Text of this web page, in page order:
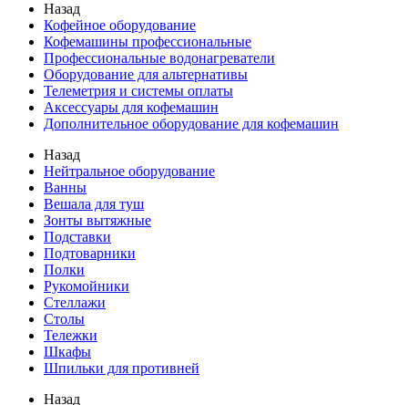
Назад
Кофейное оборудование
Кофемашины профессиональные
Профессиональные водонагреватели
Оборудование для альтернативы
Телеметрия и системы оплаты
Аксессуары для кофемашин
Дополнительное оборудование для кофемашин
Назад
Нейтральное оборудование
Ванны
Вешала для туш
Зонты вытяжные
Подставки
Подтоварники
Полки
Рукомойники
Стеллажи
Столы
Тележки
Шкафы
Шпильки для противней
Назад